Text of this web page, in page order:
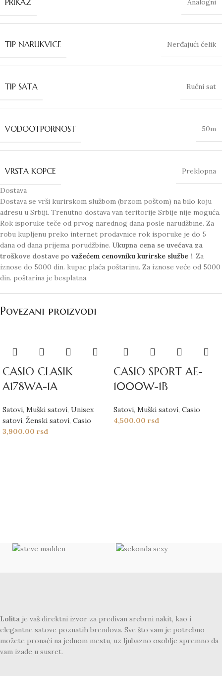
PRIKAZ Analogni
TIP NARUKVICE Nerđajući čelik
TIP SATA Ručni sat
VODOOTPORNOST 50m
VRSTA KOPCE Preklopna
Dostava
Dostava se vrši kurirskom službom (brzom poštom) na bilo koju
adresu u Srbiji. Trenutno dostava van teritorije Srbije nije moguća.
Rok isporuke teče od prvog narednog dana posle narudžbine. Za
robu kupljenu preko internet prodavnice rok isporuke je do 5
dana od dana prijema porudžbine. Ukupna cena se uvećava za
troškove dostave po važećem cenovniku kurirske službe !. Za
iznose do 5000 din. kupac plaća poštarinu. Za iznose veće od 5000
din. poštarina je besplatna.
Povezani proizvodi
CASIO CLASIK
A178WA-1A
Satovi, Muški satovi, Unisex
satovi, Ženski satovi, Casio
3,900.00 rsd
CASIO SPORT AE-
1000W-1B
Satovi, Muški satovi, Casio
4,500.00 rsd
Lolita je vaš direktni izvor za predivan srebrni nakit, kao i
elegantne satove poznatih brendova. Sve što vam je potrebno
možete pronaći na jednom mestu, uz ljubazno osoblje spremno da
vam izađe u susret.